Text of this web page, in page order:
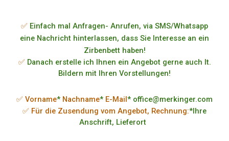
✅ Einfach mal Anfragen- Anrufen, via SMS/Whatsapp
eine Nachricht hinterlassen, dass Sie Interesse an ein
Zirbenbett haben!
✅ Danach erstelle ich Ihnen ein Angebot gerne auch lt.
Bildern mit Ihren Vorstellungen!
✅ Vorname* Nachname* E-Mail* office@merkinger.com
✅ Für die Zusendung vom Angebot, Rechnung:*Ihre
Anschrift, Lieferort